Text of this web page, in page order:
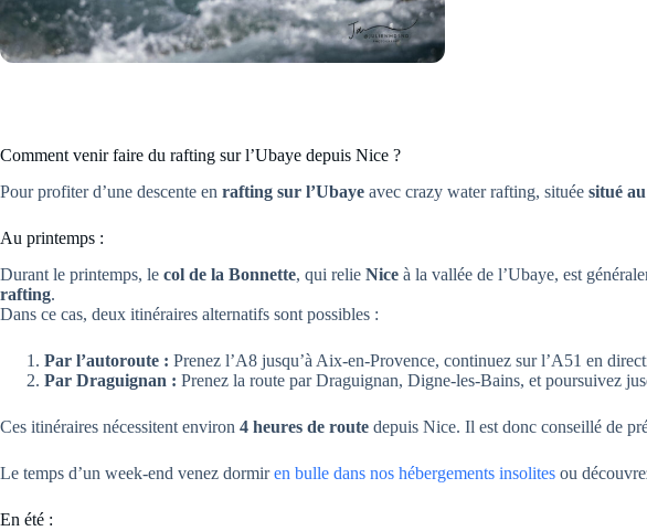
Comment venir faire du rafting sur l’Ubaye depuis Nice ?
Pour profiter d’une descente en rafting sur l’Ubaye avec crazy water rafting, située situé
Au printemps :
Durant le printemps, le col de la Bonnette, qui relie Nice à la vallée de l’Ubaye, est
rafting.
Dans ce cas, deux itinéraires alternatifs sont possibles :
Par l’autoroute : Prenez l’A8 jusqu’à Aix-en-Provence, continuez sur l’A51 en
Par Draguignan : Prenez la route par Draguignan, Digne-les-Bains, et poursuivez
Ces itinéraires nécessitent environ 4 heures de route depuis Nice. Il est donc conseillé de
Le temps d’un week-end venez dormiren bulle dans nos hébergements insolites ou
En été :